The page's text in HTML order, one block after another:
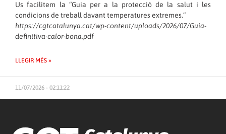
Us facilitem la “Guia per a la protecció de la salut i les
condicions de treball davant temperatures extremes.”
https://cgtcatalunya.cat/wp-content/uploads/2026/07/Guia-
definitiva-calor-bona.pdf
LLEGIR MÉS »
11/07/2026 - 02:11:22